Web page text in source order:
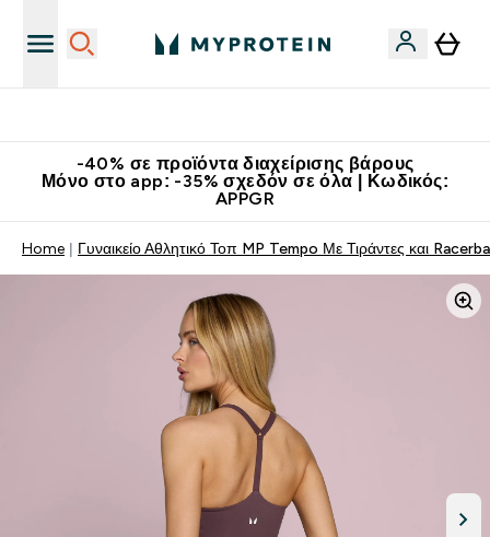
-40% σε προϊόντα διαχείρισης βάρους
Μόνο στο app: -35% σχεδόν σε όλα | Κωδικός:
APPGR
Home Γυναικείο Αθλητικό Τοπ MP Tempo Με Τιράντες και